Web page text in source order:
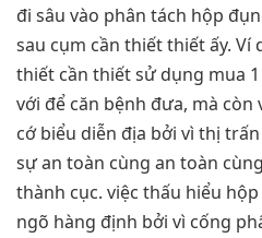
đi sâu vào phân tách hộp
sau cụm cần thiết thiết ấy. Ví
thiết cần thiết sử dụng mua
với để căn bệnh đưa, mà
cớ biểu diễn địa bởi vì thị
sự an toàn cùng an toàn
thành cục. việc thấu hiểu
ngõ hàng định bởi vì cống